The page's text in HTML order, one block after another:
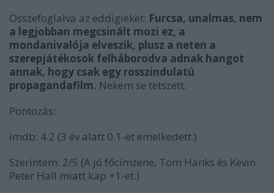
Összefoglalva az eddigieket: Furcsa, unalmas, nem
a legjobban megcsinált mozi ez, a
mondanivalója elveszik, plusz a neten a
szerepjátékosok felháborodva adnak hangot
annak, hogy csak egy rosszindulatú
propagandafilm. Nekem se tetszett.
Pontozás:
imdb: 4.2 (3 év alatt 0.1-et emelkedett.)
Szerintem: 2/5 (A jó főcímzene, Tom Hanks és Kevin
Peter Hall miatt kap +1-et.)